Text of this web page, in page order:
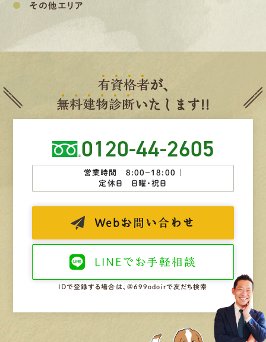
その他エリア
有資格者が、
無料建物診断いたします!!
0120-44-2605
営業時間 8:00−18:00 ｜
定休日 日曜・祝日
Web お問い合わせ
LINEで お手軽相談
IDで登録する場合は、@699odoirで友だち検索